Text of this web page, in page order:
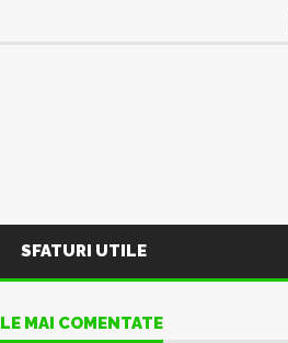
SFATURI UTILE
MAI COMENTATE